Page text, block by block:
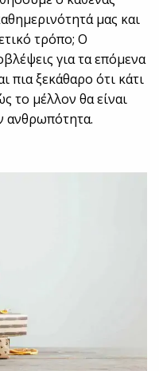
μας και
τρόπο; Ο
για τα επόμενα
πια ξεκάθαρο ότι κάτι
το μέλλον θα είναι
ανθρωπότητα.